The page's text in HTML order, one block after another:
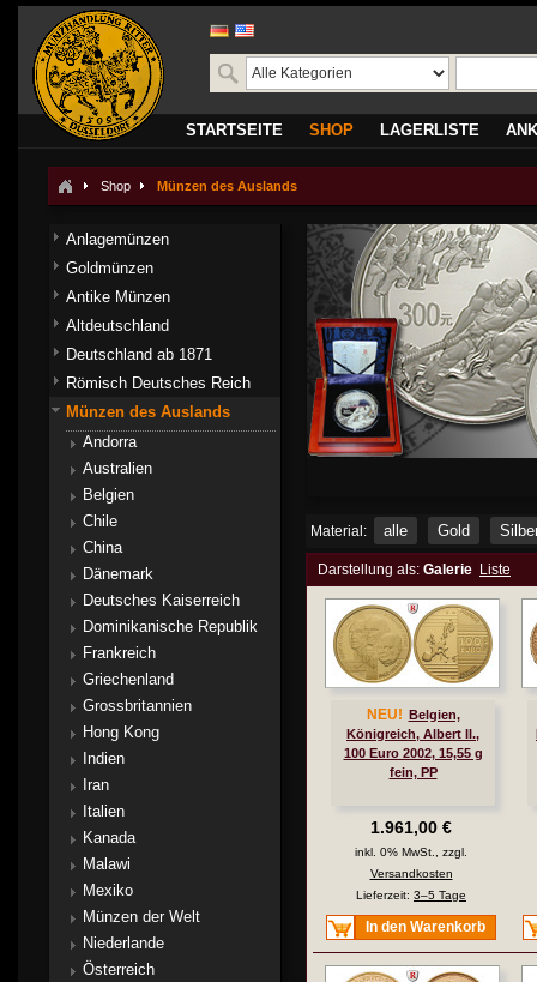
STARTSEITE SHOP LAGERLISTE
Shop Münzen des Auslands
Material: alle Gold
Darstellung als: Galerie Liste
NEU!
Belgien,
Königreich, Albert II.,
100 Euro 2002, 15,55 g
fein, PP
1.961,00 €
inkl. 0% MwSt., zzgl.
Versandkosten
Lieferzeit: 3–5 Tage
In den Warenkorb
Anlagemünzen
Goldmünzen
Antike Münzen
Altdeutschland
Deutschland ab 1871
Römisch Deutsches Reich
Münzen des Auslands
Andorra
Australien
Belgien
Chile
China
Dänemark
Deutsches Kaiserreich
Dominikanische Republik
Frankreich
Griechenland
Grossbritannien
Hong Kong
Indien
Iran
Italien
Kanada
Malawi
Mexiko
Münzen der Welt
Niederlande
Österreich